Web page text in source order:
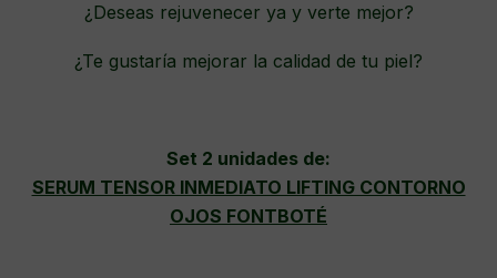
¿Deseas rejuvenecer ya y verte mejor?
¿Te gustaría mejorar la calidad de tu piel?
Set 2 unidades de:
SERUM TENSOR INMEDIATO LIFTING CONTORNO
OJOS FONTBOTÉ